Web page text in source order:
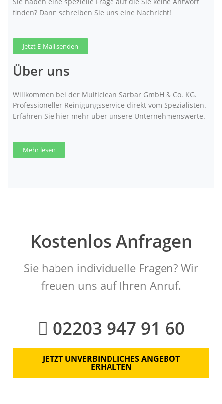
Sie haben eine spezielle Frage auf die Sie keine Antwort
finden? Dann schreiben Sie uns eine Nachricht!
Jetzt E-Mail senden
Über uns
Willkommen bei der Multiclean Sarbar GmbH & Co. KG.
Professioneller Reinigungsservice direkt vom Spezialisten.
Erfahren Sie hier mehr über unsere Unternehmenswerte.
Mehr lesen
Kostenlos Anfragen
Sie haben individuelle Fragen? Wir
freuen uns auf Ihren Anruf.
02203 947 91 60
JETZT UNVERBINDLICHES ANGEBOT
ERHALTEN